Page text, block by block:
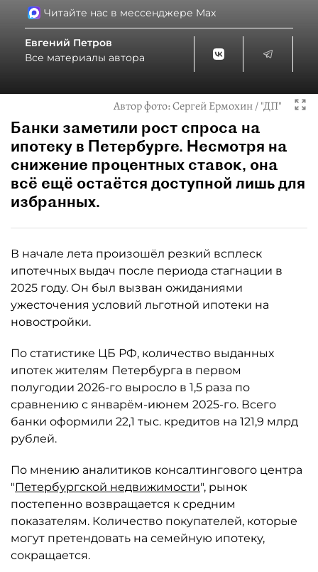
Читайте нас в мессенджере Max
Евгений Петров
Все материалы автора
Автор фото:Сергей Ермохин / "ДП"
Банки заметили рост спроса на
ипотеку в Петербурге. Несмотря на
снижение процентных ставок, она
всё ещё остаётся доступной лишь для
избранных.
В начале лета произошёл резкий всплеск
ипотечных выдач после периода стагнации в
2025 году. Он был вызван ожиданиями
ужесточения условий льготной ипотеки на
новостройки.
По статистике ЦБ РФ, количество выданных
ипотек жителям Петербурга в первом
полугодии 2026-го выросло в 1,5 раза по
сравнению с январём-июнем 2025-го. Всего
банки оформили 22,1 тыс. кредитов на 121,9 млрд
рублей.
По мнению аналитиков консалтингового центра
"Петербургской недвижимости", рынок
постепенно возвращается к средним
показателям. Количество покупателей, которые
могут претендовать на семейную ипотеку,
сокращается.